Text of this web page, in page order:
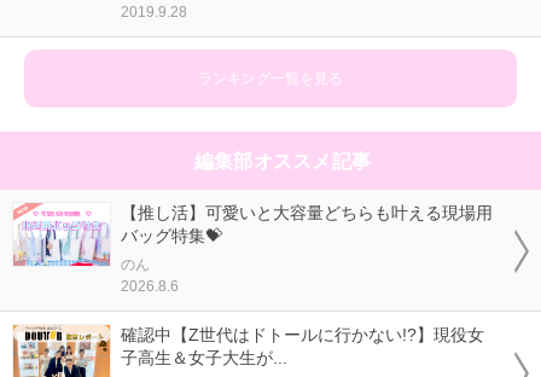
2019.9.28
ランキング一覧を見る
編集部オススメ記事
【推し活】可愛いと大容量どちらも叶える現場用
バッグ特集💝
のん
2026.8.6
確認中【Z世代はドトールに行かない!?】現役女
子高生＆女子大生が...